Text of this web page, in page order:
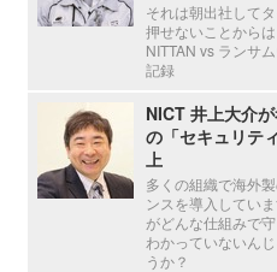
それは朝出社して
押せないことからは
NITTAN vs ランサ
記録
NICT 井上大介
の「セキュリテ
上
多くの組織で海外
ンスを導入してい
がどんな仕組みで
わかっていないん
うか？